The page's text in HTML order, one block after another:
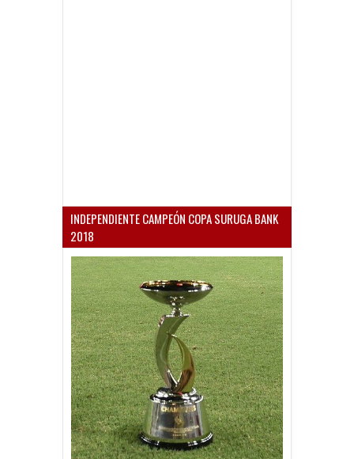
INDEPENDIENTE CAMPEÓN COPA SURUGA BANK
2018